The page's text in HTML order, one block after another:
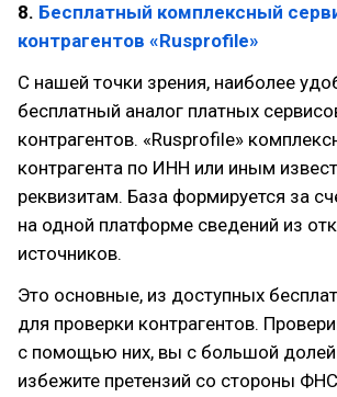
8. Бесплатный комплексный
контрагентов «Rusprofile»
С нашей точки зрения, наиболее
бесплатный аналог платных
контрагентов. «Rusprofile»
контрагента по ИНН или иным
реквизитам. База формируется за
на одной платформе сведений из
источников.
Это основные, из доступных
для проверки контрагентов.
с помощью них, вы с большой долей
избежите претензий со стороны